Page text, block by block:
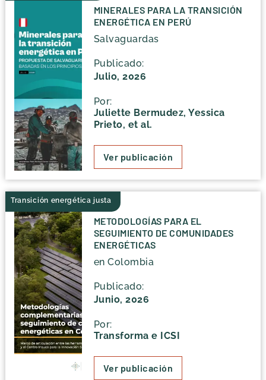
MINERALES PARA LA TRANSICIÓN
ENERGÉTICA EN PERÚ
Salvaguardas
Publicado:
Julio, 2026
Por:
Juliette Bermudez, Yessica
Prieto, et al.
Ver publicación
Transición energética justa
METODOLOGÍAS PARA EL
SEGUIMIENTO DE COMUNIDADES
ENERGÉTICAS
en Colombia
Publicado:
Junio, 2026
Por:
Transforma e ICSI
Ver publicación